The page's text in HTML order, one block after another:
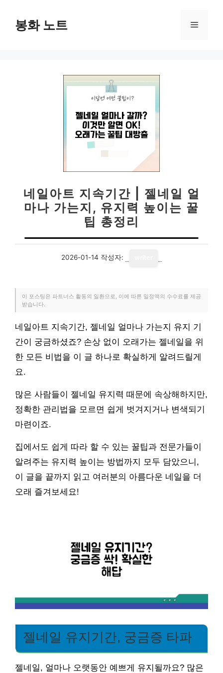
봉화 노트 메
네일아트 지속기간 | 젤네일 얼
마나 가는지, 유지력 높이는 꿀
팁 총정리
2026-01-14 작성자:
이 포스팅은 파트너스 활동의 일환으로, 이에 따른 일정액의 수수료를 제공
받습니다.
네일아트 지속기간, 젤네일 얼마나 가는지 유지 기
간이 궁금하셨죠? 손상 없이 오래가는 젤네일을 위
한 모든 비법을 이 글 하나로 확실하게 알려드릴게
요.
많은 사람들이 젤네일 유지력 때문에 속상해하지만,
정확한 관리법을 모르면 쉽게 벗겨지거나 변색되기
마련이죠.
집에서도 쉽게 따라 할 수 있는 꿀팁과 전문가들이
알려주는 유지력 높이는 방법까지 모두 담았으니,
이 글을 끝까지 읽고 여러분의 아름다운 네일을 더
오래 즐겨보세요!
젤네일 유지기간, 궁금증 타파
젤네일, 얼마나 오랫동안 예쁘게 유지될까요? 많은